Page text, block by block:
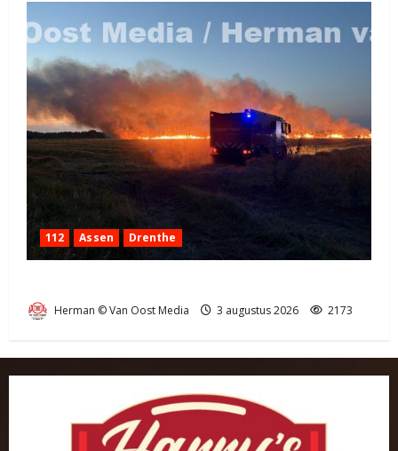
112 Assen Drenthe
Herman © Van Oost Media 3 augustus 2026 2173